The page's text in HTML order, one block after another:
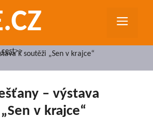
cest>>
k soutěži „Sen v krajce“
– výstava
v krajce“